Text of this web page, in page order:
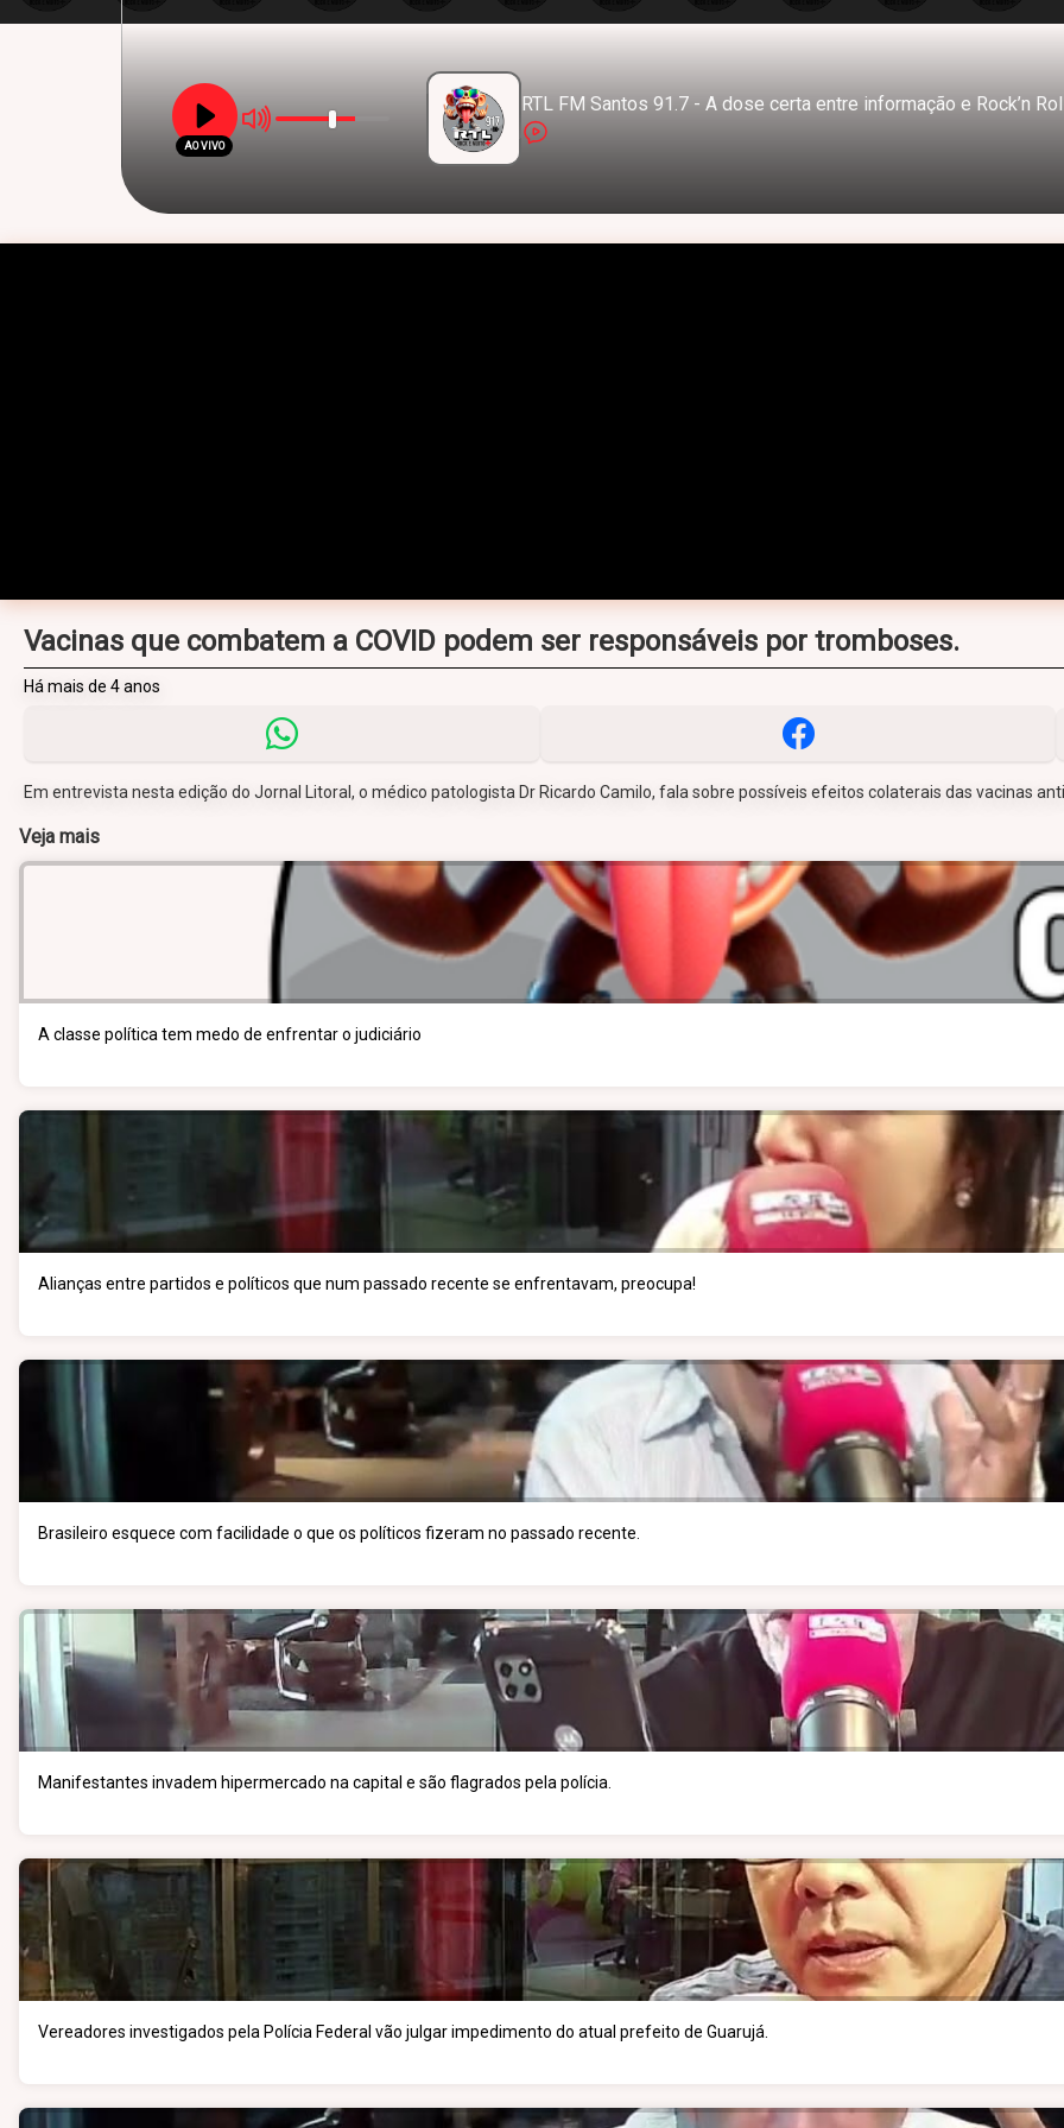
AO VIVO
RTL FM Santos 91.7 - A dose certa entre informação e Rock’n
Vacinas que combatem a COVID podem ser responsáveis por tromboses.
Há mais de 4 anos
Em entrevista nesta edição do Jornal Litoral, o médico patologista Dr Ricardo Camilo, fala sobre possíveis efeitos colaterais das vacinas anti
Veja mais
A classe política tem medo de enfrentar o judiciário
Alianças entre partidos e políticos que num passado recente se enfrentavam, preocupa!
Brasileiro esquece com facilidade o que os políticos fizeram no passado recente.
Manifestantes invadem hipermercado na capital e são flagrados pela polícia.
Vereadores investigados pela Polícia Federal vão julgar impedimento do atual prefeito de Guarujá.